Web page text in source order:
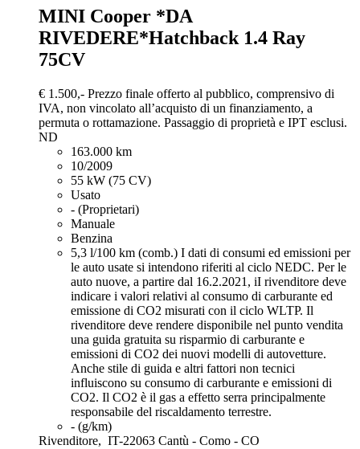
MINI Cooper *DA
RIVEDERE*Hatchback 1.4 Ray
75CV
€ 1.500,- Prezzo finale offerto al pubblico, comprensivo di
IVA, non vincolato all’acquisto di un finanziamento, a
permuta o rottamazione. Passaggio di proprietà e IPT esclusi.
ND
163.000 km
10/2009
55 kW (75 CV)
Usato
- (Proprietari)
Manuale
Benzina
5,3 l/100 km (comb.) I dati di consumi ed emissioni per
le auto usate si intendono riferiti al ciclo NEDC. Per le
auto nuove, a partire dal 16.2.2021, iI rivenditore deve
indicare i valori relativi al consumo di carburante ed
emissione di CO2 misurati con il ciclo WLTP. Il
rivenditore deve rendere disponibile nel punto vendita
una guida gratuita su risparmio di carburante e
emissioni di CO2 dei nuovi modelli di autovetture.
Anche stile di guida e altri fattori non tecnici
influiscono su consumo di carburante e emissioni di
CO2. Il CO2 è il gas a effetto serra principalmente
responsabile del riscaldamento terrestre.
- (g/km)
Rivenditore, IT-22063 Cantù - Como - CO